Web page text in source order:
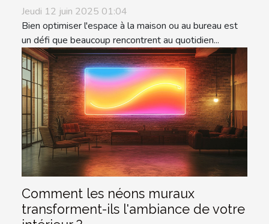
Jeudi 12 juin 2025 01:04
Bien optimiser l'espace à la maison ou au bureau est
un défi que beaucoup rencontrent au quotidien...
Comment les néons muraux
transforment-ils l'ambiance de votre